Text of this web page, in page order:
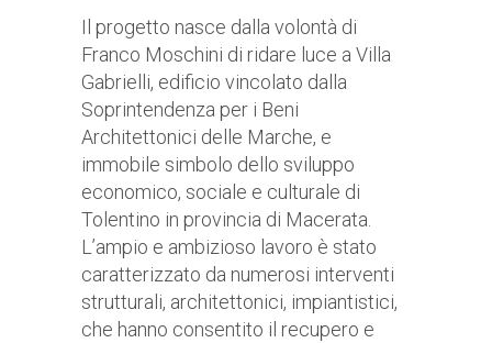
Il progetto nasce dalla volontà di
Franco Moschini di ridare luce a Villa
Gabrielli, edificio vincolato dalla
Soprintendenza per i Beni
Architettonici delle Marche, e
immobile simbolo dello sviluppo
economico, sociale e culturale di
Tolentino in provincia di Macerata.
L’ampio e ambizioso lavoro è stato
caratterizzato da numerosi interventi
strutturali, architettonici, impiantistici,
che hanno consentito il recupero e